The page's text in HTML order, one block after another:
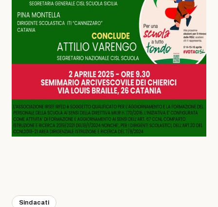
Sindacati